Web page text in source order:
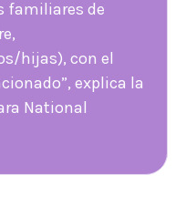
familiares de
hijas), con el
explica la
National